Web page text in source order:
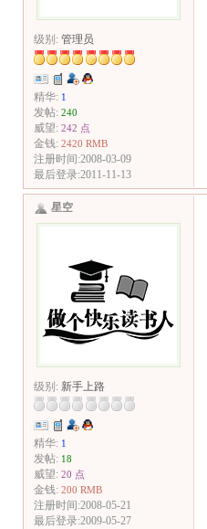
级别: 管理员
精华: 1
发帖: 240
威望: 242 点
金钱: 2420 RMB
注册时间:2008-03-09
最后登录:2011-11-13
星空
级别: 新手上路
精华: 1
发帖: 18
威望: 20 点
金钱: 200 RMB
注册时间:2008-05-21
最后登录:2009-05-27